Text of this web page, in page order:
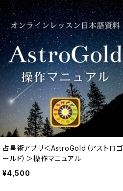
占星術アプリ＜AstroGold（アストロゴ
ールド）＞操作マニュアル
¥4,500